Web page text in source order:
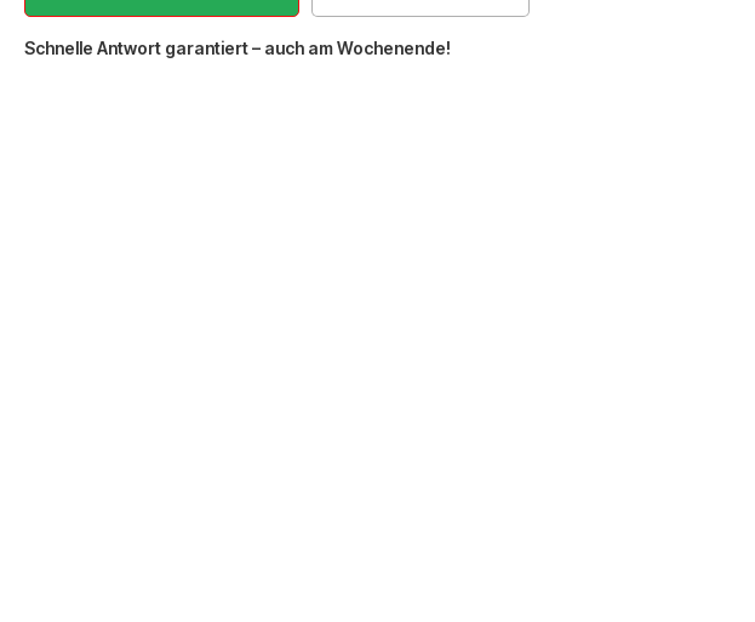
Schnelle Antwort garantiert – auch am Wochenende!